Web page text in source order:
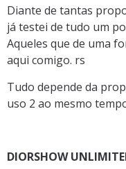
Diante de tantas
já testei de tudo um
Aqueles que de uma
aqui comigo. rs
Tudo depende da
uso 2 ao mesmo
DIORSHOW